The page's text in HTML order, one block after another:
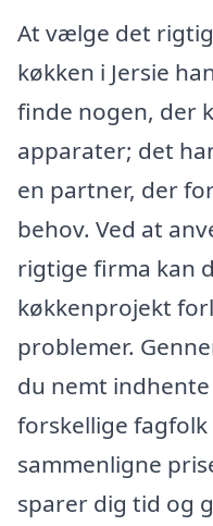
At vælge det
køkken i Jersie
finde nogen, der
apparater; det
en partner, der
behov. Ved at
rigtige firma kan
køkkenprojekt
problemer.
du nemt
forskellige
sammenligne
sparer dig tid og